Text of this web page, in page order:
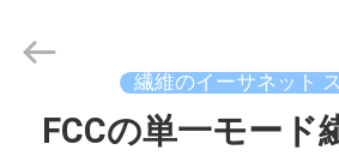
2026
Technology
繊維のイーサネット
FCCの単一モード